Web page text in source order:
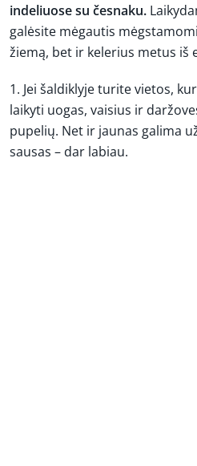
indeliuose su česnaku.
galėsite mėgautis
žiemą, bet ir kelerius metus iš
1. Jei šaldiklyje turite vietos,
laikyti uogas, vaisius ir
pupelių. Net ir jaunas galima
sausas – dar labiau.